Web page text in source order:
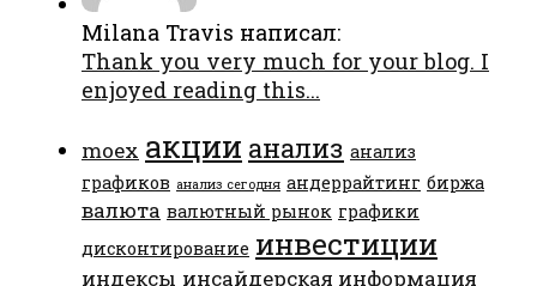
Milana Travis написал:
Thank you very much for your blog. I
enjoyed reading this...
moex акции анализ анализ
графиков анализ сегодня андеррайтинг биржа
валюта валютный рынок графики
дисконтирование инвестиции
индексы инсайдерская информация